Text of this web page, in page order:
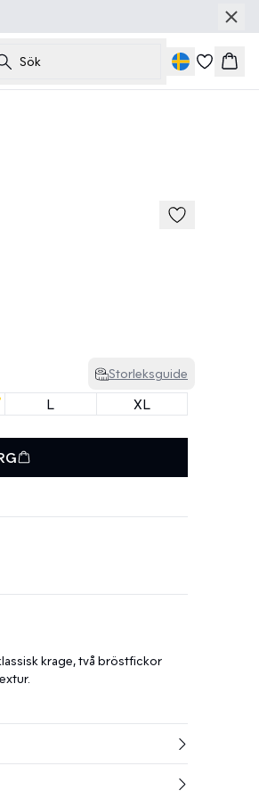
Sök Korg
Storleksguide
L
XL
krage, två bröstfickor